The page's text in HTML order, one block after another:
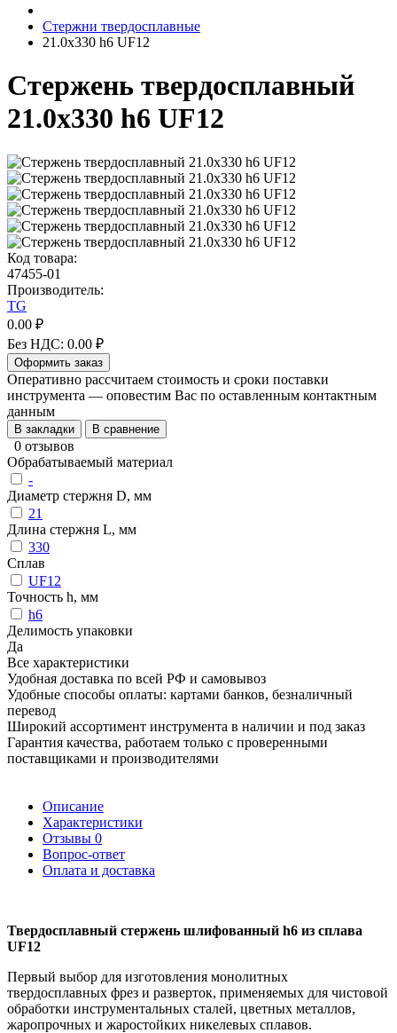
Cтержни твердосплавные
21.0х330 h6 UF12
Стержень твердосплавный
21.0х330 h6 UF12
Код товара:
47455-01
Производитель:
TG
0.00 ₽
Без НДС: 0.00 ₽
Оформить заказ
Оперативно рассчитаем стоимость и сроки поставки
инструмента — оповестим Вас по оставленным контактным
данным
В закладки В сравнение
0 отзывов
Обрабатываемый материал
-
Диаметр стержня D, мм
21
Длина стержня L, мм
330
Сплав
UF12
Точность h, мм
h6
Делимость упаковки
Да
Все характеристики
Удобная доставка по всей РФ и самовывоз
Удобные способы оплаты: картами банков, безналичный
перевод
Широкий ассортимент инструмента в наличии и под заказ
Гарантия качества, работаем только с проверенными
поставщиками и производителями
Описание
Характеристики
Отзывы 0
Вопрос-ответ
Оплата и доставка
Твердосплавный стержень шлифованный h6 из сплава
UF12
Первый выбор для изготовления монолитных
твердосплавных фрез и разверток, применяемых для чистовой
обработки инструментальных сталей, цветных металлов,
жаропрочных и жаростойких никелевых сплавов.